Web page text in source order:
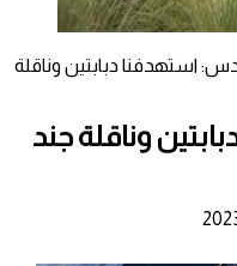
استهدفنا دبابتين وناقلة
وناقلة جند